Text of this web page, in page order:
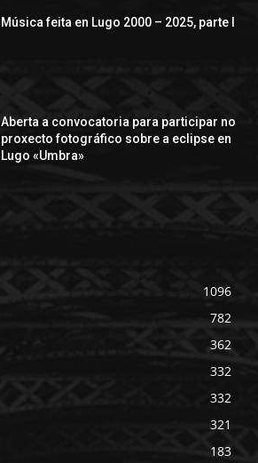
Música feita en Lugo 2000 – 2025, parte I
Aberta a convocatoria para participar no
proxecto fotográfico sobre a eclipse en
Lugo «Umbra»
1096
782
362
332
332
321
183